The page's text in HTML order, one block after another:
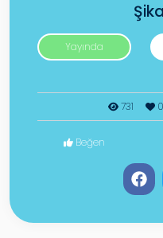
Yayında
731 0
Beğen